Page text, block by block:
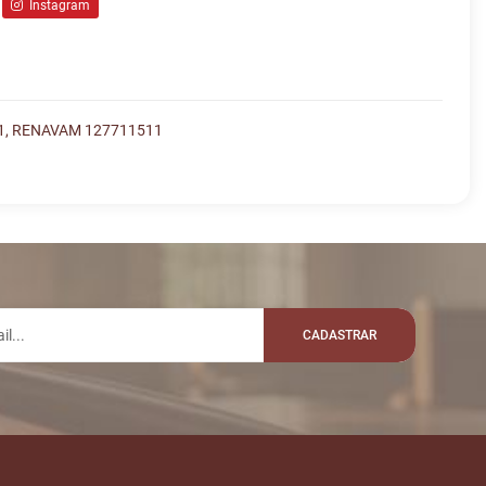
Instagram
RENAVAM 127711511
VALOR
R$ 15.000,00
CADASTRAR